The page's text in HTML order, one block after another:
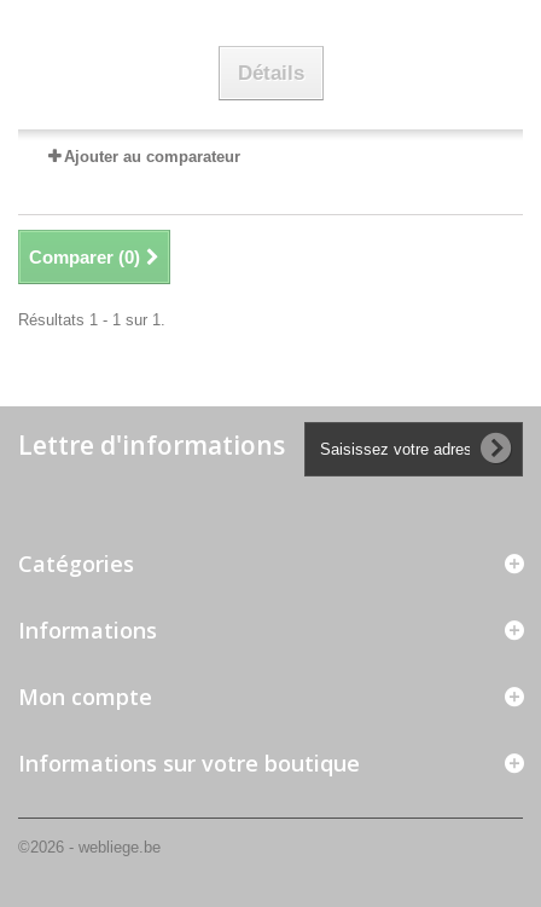
Détails
Ajouter au comparateur
Comparer (0)
Résultats 1 - 1 sur 1.
Lettre d'informations
Catégories
Informations
©2026 - webliege.be
Mon compte
Informations sur votre boutique